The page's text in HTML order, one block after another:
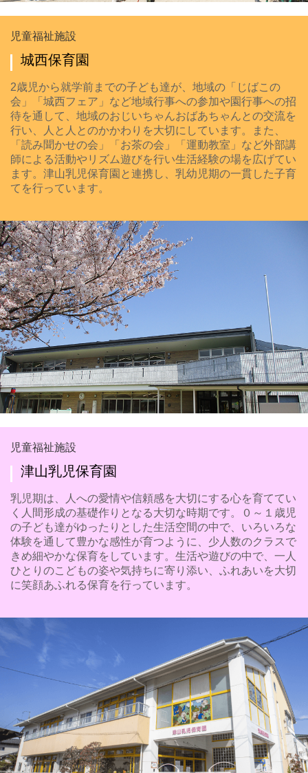
児童福祉施設
城西保育園
2歳児から就学前までの子ども達が、地域の「じばこの
会」「城西フェア」など地域行事への参加や園行事への招
待を通して、地域のおじいちゃんおばあちゃんとの交流を
行い、人と人とのかかわりを大切にしています。また、
「読み聞かせの会」「お茶の会」「運動教室」など外部講
師による活動やリズム遊びを行い生活経験の場を広げてい
ます。津山乳児保育園と連携し、乳幼児期の一貫した子育
てを行っています。
児童福祉施設
津山乳児保育園
乳児期は、人への愛情や信頼感を大切にする心を育ててい
く人間形成の基礎作りとなる大切な時期です。０～１歳児
の子ども達がゆったりとした生活空間の中で、いろいろな
体験を通して豊かな感性が育つように、少人数のクラスで
きめ細やかな保育をしています。生活や遊びの中で、一人
ひとりのこどもの姿や気持ちに寄り添い、ふれあいを大切
に笑顔あふれる保育を行っています。